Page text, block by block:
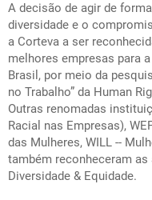
A decisão de agir de
diversidade e o
a Corteva a ser
melhores empresas para
Brasil, por meio da
no Trabalho” da Human
Outras renomadas
Racial nas Empresas),
das Mulheres, WILL --
também reconheceram
Diversidade & Equidade.